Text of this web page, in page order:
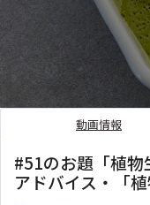
動画情報
#51のお題「植物
アドバイス・「